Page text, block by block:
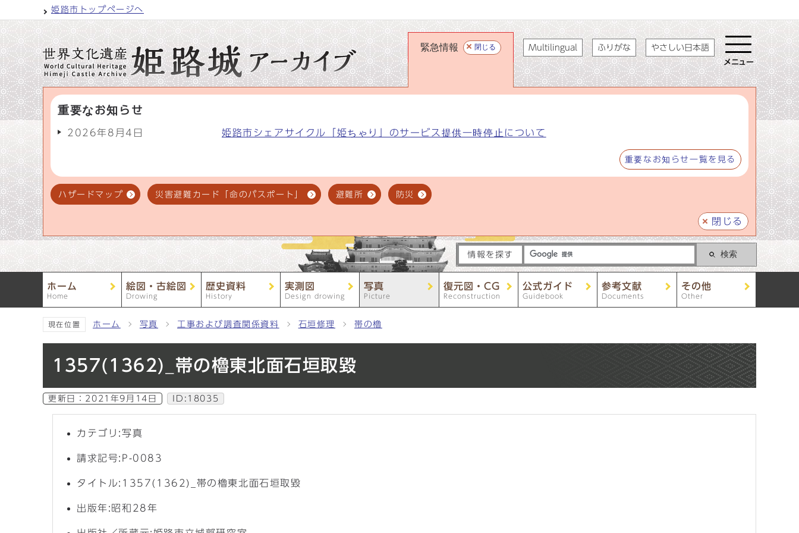
姫路市トップページへ
緊急情報 閉じる
重要なお知らせ
2026年8月4日 姫路市シェアサイクル「姫ちゃり」のサービス提供一時停止について
重要なお知らせ一覧を見る
ハザードマップ 災害避難カード「命のパスポート」 避難所 防災
閉じる
Multilingual ふりがな やさしい日本語
メニュー
情報を探す 検索
ホーム
Home
絵図・古絵図
Drowing
歴史資料
History
実測図
Design drowing
写真
Picture
復元図・CG
Reconstruction
公式ガイド
Guidebook
参考文献
Documents
その他
Other
現在位置 ホーム 写真 工事および調査関係資料 石垣修理 帯の櫓
1357(1362)_帯の櫓東北面石垣取毀
更新日： 2021年9月14日 ID:18035
カテゴリ:写真
請求記号:P-0083
タイトル:1357(1362)_帯の櫓東北面石垣取毀
出版年:昭和28年